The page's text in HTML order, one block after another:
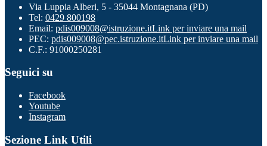
Via Luppia Alberi, 5 - 35044 Montagnana (PD)
Tel: 0429 800198
Email: pdis009008@istruzione.itLink per inviare una mail
PEC: pdis009008@pec.istruzione.itLink per inviare una mail
C.F.: 91000250281
Seguici su
Facebook
Youtube
Instagram
Sezione Link Utili